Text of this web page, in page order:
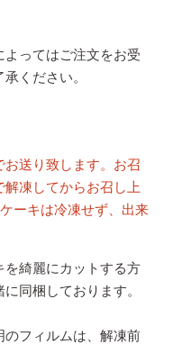
ってはご注文をお受
ください。
送り致します。お召
凍してからお召し上
ーキは冷凍せず、出来
綺麗にカットする方
同梱しております。
フィルムは、解凍前